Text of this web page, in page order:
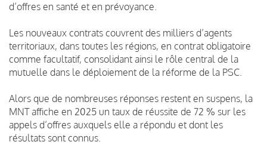
d’offres en santé et en prévoyance.
Les nouveaux contrats couvrent des milliers d’agents
territoriaux, dans toutes les régions, en contrat obligatoire
comme facultatif, consolidant ainsi le rôle central de la
mutuelle dans le déploiement de la réforme de la PSC.
Alors que de nombreuses réponses restent en suspens, la
MNT affiche en 2025 un taux de réussite de 72 % sur les
appels d’offres auxquels elle a répondu et dont les
résultats sont connus.